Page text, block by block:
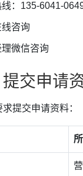
：135-6041-
咨询
微信咨询
交申请
提交申请资料：